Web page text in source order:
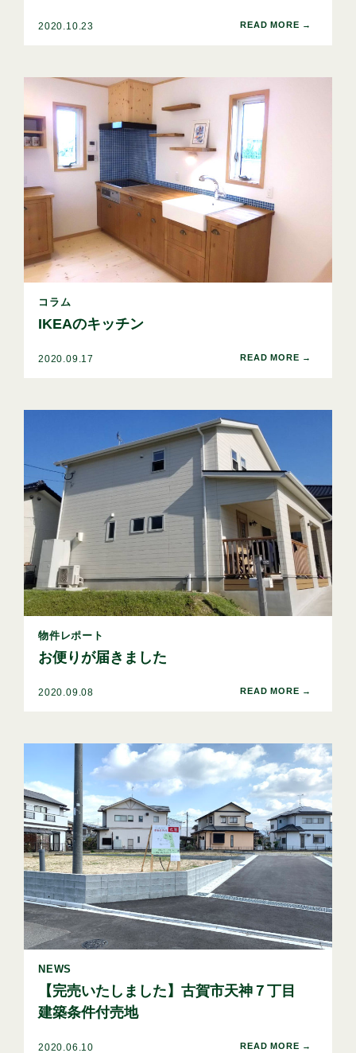
2020.10.23
コラム
IKEAのキッチン
2020.09.17
物件レポート
お便りが届きました
2020.09.08
NEWS
【完売いたしました】古賀市天神７丁目
建築条件付売地
2020.06.10